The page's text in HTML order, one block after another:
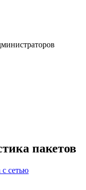
пакетов
с сетью